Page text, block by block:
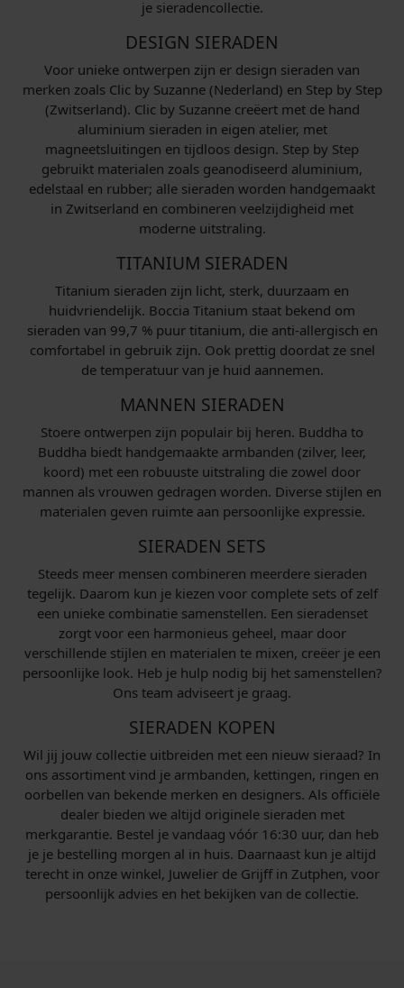
je sieradencollectie.
DESIGN SIERADEN
Voor unieke ontwerpen zijn er design sieraden van
merken zoals Clic by Suzanne (Nederland) en Step by Step
(Zwitserland). Clic by Suzanne creëert met de hand
aluminium sieraden in eigen atelier, met
magneetsluitingen en tijdloos design. Step by Step
gebruikt materialen zoals geanodiseerd aluminium,
edelstaal en rubber; alle sieraden worden handgemaakt
in Zwitserland en combineren veelzijdigheid met
moderne uitstraling.
TITANIUM SIERADEN
Titanium sieraden zijn licht, sterk, duurzaam en
huidvriendelijk. Boccia Titanium staat bekend om
sieraden van 99,7 % puur titanium, die anti-allergisch en
comfortabel in gebruik zijn. Ook prettig doordat ze snel
de temperatuur van je huid aannemen.
MANNEN SIERADEN
Stoere ontwerpen zijn populair bij heren. Buddha to
Buddha biedt handgemaakte armbanden (zilver, leer,
koord) met een robuuste uitstraling die zowel door
mannen als vrouwen gedragen worden. Diverse stijlen en
materialen geven ruimte aan persoonlijke expressie.
SIERADEN SETS
Steeds meer mensen combineren meerdere sieraden
tegelijk. Daarom kun je kiezen voor complete sets of zelf
een unieke combinatie samenstellen. Een sieradenset
zorgt voor een harmonieus geheel, maar door
verschillende stijlen en materialen te mixen, creëer je een
persoonlijke look. Heb je hulp nodig bij het samenstellen?
Ons team adviseert je graag.
SIERADEN KOPEN
Wil jij jouw collectie uitbreiden met een nieuw sieraad? In
ons assortiment vind je armbanden, kettingen, ringen en
oorbellen van bekende merken en designers. Als officiële
dealer bieden we altijd originele sieraden met
merkgarantie. Bestel je vandaag vóór 16:30 uur, dan heb
je je bestelling morgen al in huis. Daarnaast kun je altijd
terecht in onze winkel, Juwelier de Grijff in Zutphen, voor
persoonlijk advies en het bekijken van de collectie.